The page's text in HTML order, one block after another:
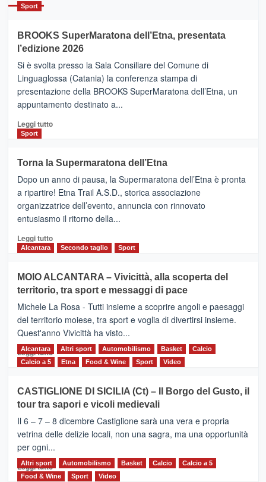
con
la
Al
via
i
collegamenti
Sport
BROOKS SuperMaratona dell’Etna, presentata
l’edizione 2026
Si è svolta presso la Sala Consiliare del Comune di
Linguaglossa (Catania) la conferenza stampa di
presentazione della BROOKS SuperMaratona dell’Etna, un
appuntamento destinato a...
Leggi tuttoLeggi
BROOKS
SuperMaratona
dell’Etna,
presentata
l’edizione
2026
Sport
Torna la Supermaratona dell’Etna
Dopo un anno di pausa, la Supermaratona dell’Etna è pronta
a ripartire! Etna Trail A.S.D., storica associazione
organizzatrice dell’evento, annuncia con rinnovato
entusiasmo il ritorno della...
Leggi tuttoLeggi
Torna
la
Supermaratona
dell’Etna
Alcantara Secondo taglio Sport
MOIO ALCANTARA – Vivicittà, alla scoperta del
territorio, tra sport e messaggi di pace
Michele La Rosa - Tutti insieme a scoprire angoli e paesaggi
del territorio moiese, tra sport e voglia di divertirsi insieme.
Quest'anno Vivicittà ha visto...
Leggi tutto Leggi
MOIO
ALCANTARA
–
Vivicittà,
alla
scoperta
del
territorio,
Alcantara Altri sport Automobilismo Basket
Calcio
Calcio a 5
Etna Food & Wine Sport Video
CASTIGLIONE DI SICILIA (Ct) – Il Borgo del Gusto, il
tour tra sapori e vicoli medievali
Il 6 – 7 – 8 dicembre Castiglione sarà una vera e propria
vetrina delle delizie locali, non una sagra, ma una opportunità
per ogni...
Leggi tuttoLeggi
di
Altri sport Automobilismo Basket Calcio
Calcio a 5
Food & Wine
Sport Video